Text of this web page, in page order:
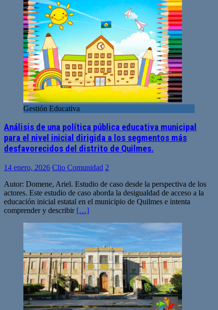
Gestión Educativa
Análisis de una política pública educativa municipal
para el nivel inicial dirigida a los segmentos más
desfavorecidos del distrito de Quilmes.
14 enero, 2026 Clio Comunidad 2
Autor: Domene, Ariel. Estudio de caso desde la perspectiva de los
actores. Este estudio de caso aborda la desigualdad de acceso a la
educación inicial estatal en el municipio de Quilmes e intenta
comprender y describir […]